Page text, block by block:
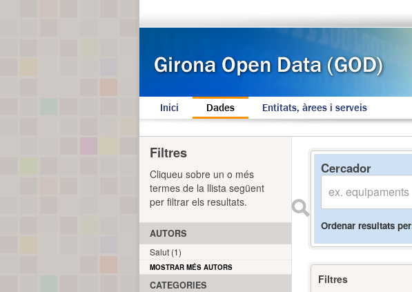
Inici Dades Entitats, àrees i serveis
Cercador
Ordenar resultats per
Filtres
Filtres
Cliqueu sobre un o més
termes de la llista següent
per filtrar els resultats.
AUTORS
Salut (1)
MOSTRAR MÉS AUTORS
CATEGORIES